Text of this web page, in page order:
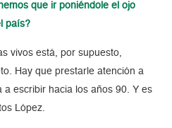
que ir poniéndole el ojo
país?
vivos está, por supuesto,
Hay que prestarle atención a
escribir hacia los años 90. Y es
López.